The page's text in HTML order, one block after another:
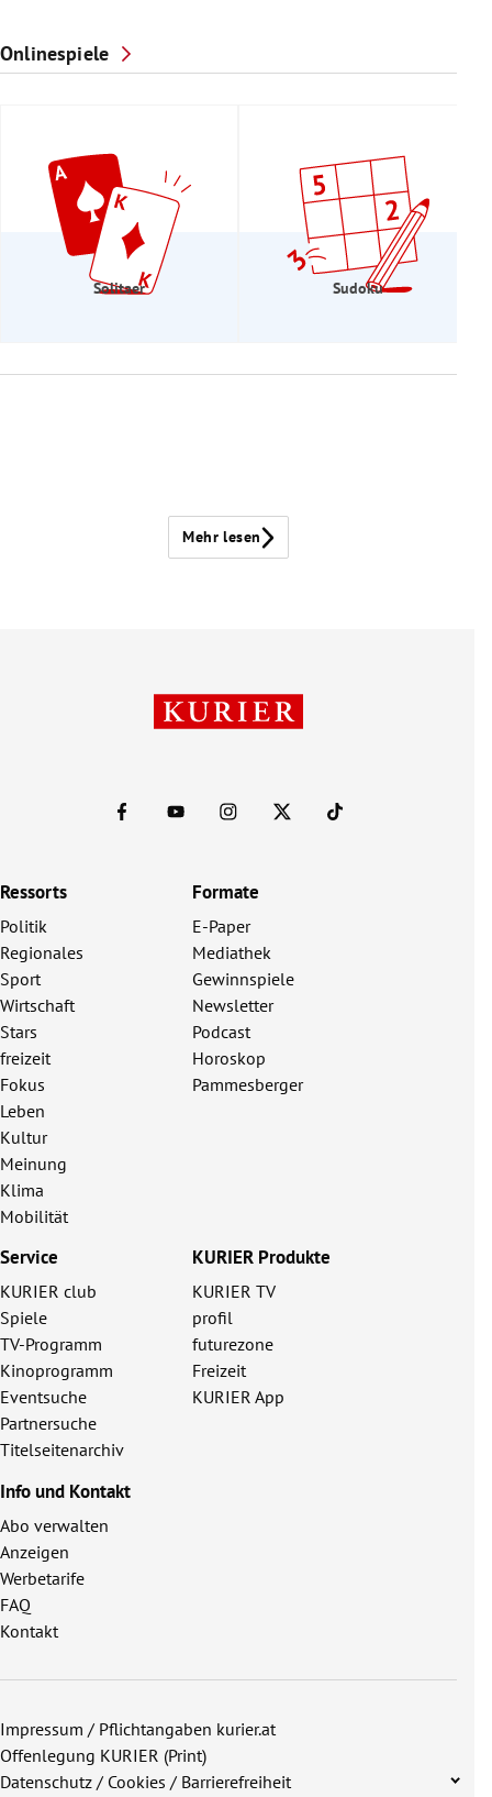
Onlinespiele
Solitaer Sudoku
Mehr lesen
Ressorts
Politik
Regionales
Sport
Wirtschaft
Stars
freizeit
Fokus
Leben
Kultur
Meinung
Klima
Mobilität
Formate
E-Paper
Mediathek
Gewinnspiele
Newsletter
Podcast
Horoskop
Pammesberger
Service
KURIER club
Spiele
TV-Programm
Kinoprogramm
Eventsuche
Partnersuche
Titelseitenarchiv
KURIER Produkte
KURIER TV
profil
futurezone
Freizeit
KURIER App
Info und Kontakt
Abo verwalten
Anzeigen
Werbetarife
FAQ
Kontakt
Impressum / Pflichtangaben kurier.at
Offenlegung KURIER (Print)
Datenschutz / Cookies / Barrierefreiheit